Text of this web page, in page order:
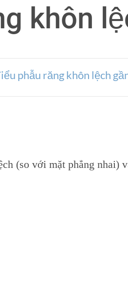
khôn
phẫu răng khôn lệch
(so với mặt phẳng nhai)